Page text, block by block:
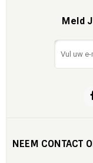
Meld
NEEM CONTACT